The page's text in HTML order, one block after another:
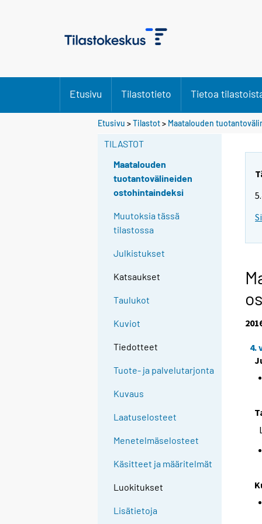
Etusivu Tilastotieto Tietoa
Etusivu >Tilastot> Maatalouden
TILASTOT
Maatalouden
tuotantovälineiden
ostohintaindeksi
Muutoksia tässä
tilastossa
Julkistukset
Katsaukset
Taulukot
Kuviot
Tiedotteet
Tuote- ja palvelutarjonta
Kuvaus
Laatuselosteet
Menetelmäselosteet
Käsitteet ja määritelmät
Luokitukset
Lisätietoja
4.